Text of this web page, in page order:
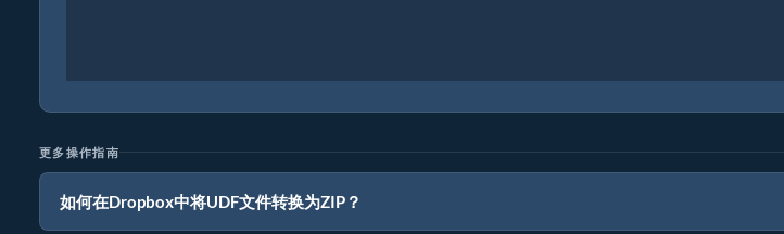
更多操作指南
如何在Dropbox中将UDF文件转换为ZIP？